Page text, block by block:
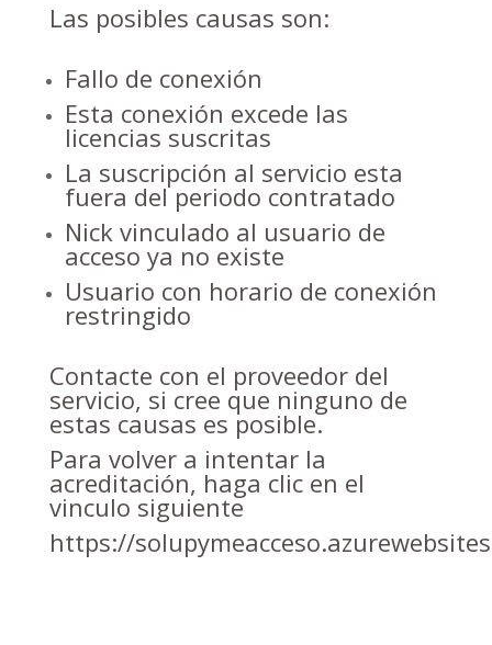
Las posibles causas son:
Fallo de conexión
Esta conexión excede las
licencias suscritas
La suscripción al servicio esta
fuera del periodo contratado
Nick vinculado al usuario de
acceso ya no existe
Usuario con horario de conexión
restringido
Contacte con el proveedor del
servicio, si cree que ninguno de
estas causas es posible.
Para volver a intentar la
acreditación, haga clic en el
vinculo siguiente
https://